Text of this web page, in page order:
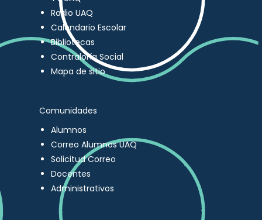
Radio UAQ
Calendario Escolar
Bibliotecas
Contraloría Social
Mapa de sitio
Comunidades
Alumnos
Correo Alumnos UAQ
Solicitud Correo
Docentes
Administrativos